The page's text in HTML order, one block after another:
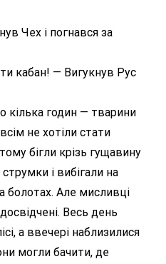
Чех і погнався за
кабан! — Вигукнув Рус
кілька годин — тварини
не хотіли стати
бігли крізь гущавину
струмки і вибігали на
болотах. Але мисливці
Весь день
а ввечері наблизилися
могли бачити, де